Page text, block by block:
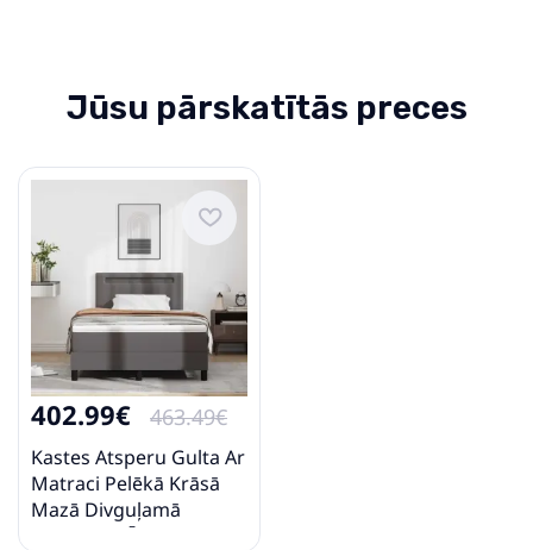
Jūsu pārskatītās preces
402.99€ 463.49€
Kastes Atsperu Gulta Ar
Matraci Pelēkā Krāsā
Mazā Divguļamā
Mākslīgas Ādas Vidaxl